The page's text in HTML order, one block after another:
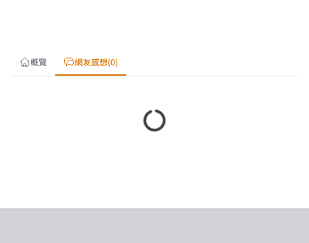
概覽 網友感想(0)